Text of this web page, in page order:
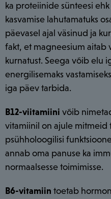
ka proteiinide sünteesi
kasvamise lahutamatuks
päevasel ajal väsinud ja
fakt, et magneesium aitab
kurnatust. Seega võib elu
energilisemaks
iga päev tarbida.
B12-viitamiini võib
vitamiinil on ajule mitmeid
psühholoogilisi
annab oma panuse ka
normaalsesse toimimisse.
B6-vitamiin toetab